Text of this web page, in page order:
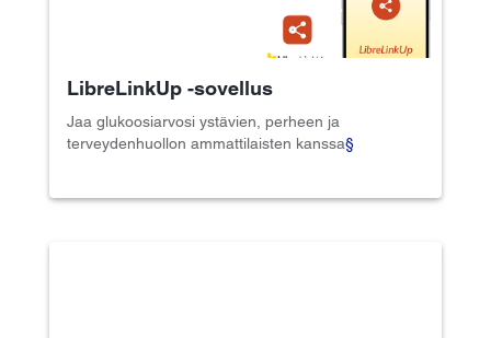
LibreLinkUp -sovellus
Jaa glukoosiarvosi ystävien, perheen ja
terveydenhuollon ammattilaisten kanssa§